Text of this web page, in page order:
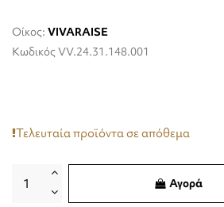
Οίκος: VIVARAISE
Κωδικός VV.24.31.148.001
Τελευταία προϊόντα σε απόθεμα
Αγορά